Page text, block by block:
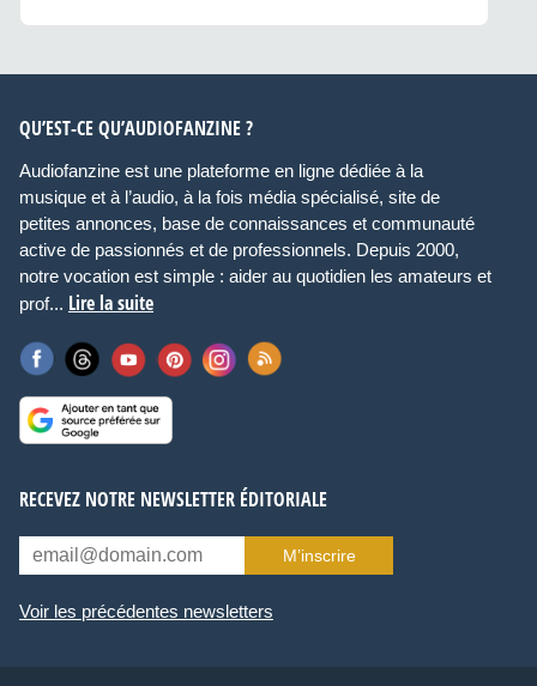
QU’EST-CE QU’AUDIOFANZINE ?
Audiofanzine est une plateforme en ligne dédiée à la
musique et à l’audio, à la fois média spécialisé, site de
petites annonces, base de connaissances et communauté
active de passionnés et de professionnels. Depuis 2000,
notre vocation est simple : aider au quotidien les amateurs et
prof... Lire la suite
RECEVEZ NOTRE NEWSLETTER ÉDITORIALE
M’inscrire
Voir les précédentes newsletters